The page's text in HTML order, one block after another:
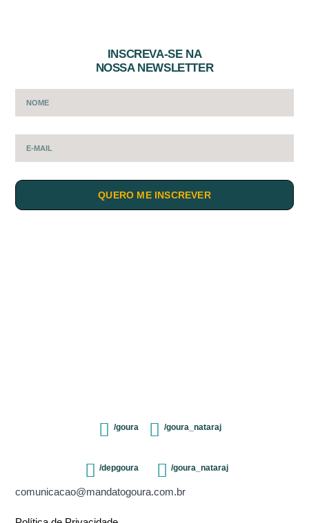
INSCREVA-SE NA
NOSSA NEWSLETTER
QUERO ME INSCREVER
/goura /goura_nataraj
/depgoura /goura_nataraj
comunicacao@mandatogoura.com.br